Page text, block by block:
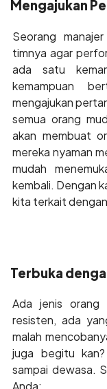
Mengajukan
Seorang
timnya agar
ada satu
kemampuan
mengajukan
semua orang
akan membuat
mereka nyaman
mudah
kembali. Dengan
kita terkait
Terbuka
Ada jenis orang
resisten, ada
malah
juga begitu
sampai dewasa.
Anda;